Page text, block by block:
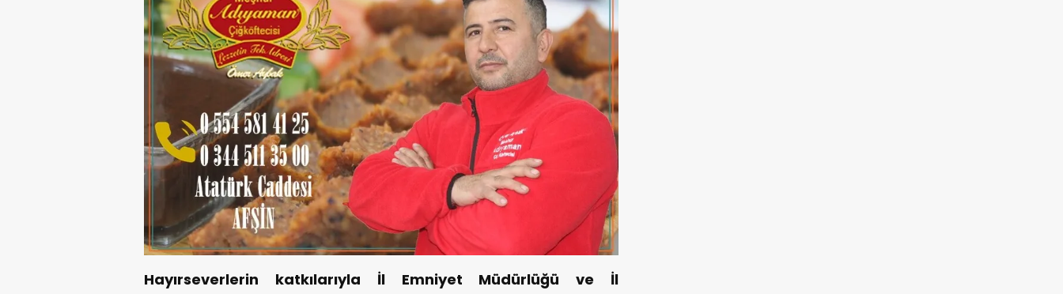
Hayırseverlerin katkılarıyla İl Emniyet Müdürlüğü ve İl